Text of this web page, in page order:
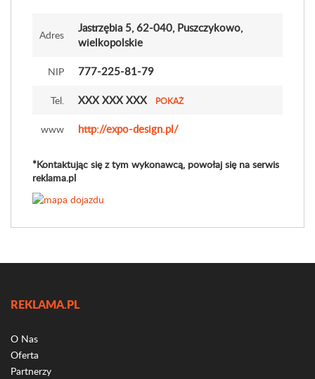
Adres
Jastrzębia 5, 62-040, Puszczykowo,
wielkopolskie
NIP 777-225-81-79
Tel. XXX XXX XXX POKAŻ
www http://expo-design.pl/
*Kontaktując się z tym wykonawcą, powołaj się na serwis
reklama.pl
REKLAMA.PL
O Nas
Oferta
Partnerzy